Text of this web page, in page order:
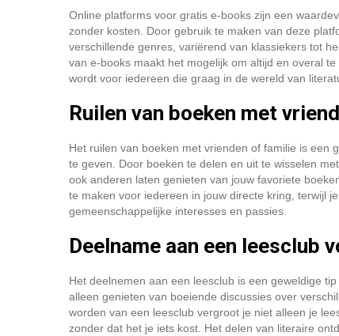
Online platforms voor gratis e-books zijn een
zonder kosten. Door gebruik te maken van deze
verschillende genres, variërend van klassiekers tot
van e-books maakt het mogelijk om altijd en overal
wordt voor iedereen die graag in de wereld van
Ruilen van boeken met
Het ruilen van boeken met vrienden of familie is een
te geven. Door boeken te delen en uit te wisselen
ook anderen laten genieten van jouw favoriete
te maken voor iedereen in jouw directe kring, terwijl
gemeenschappelijke interesses en passies.
Deelname aan een leesclub
Het deelnemen aan een leesclub is een geweldige
alleen genieten van boeiende discussies over
worden van een leesclub vergroot je niet alleen je
zonder dat het je iets kost. Het delen van literaire